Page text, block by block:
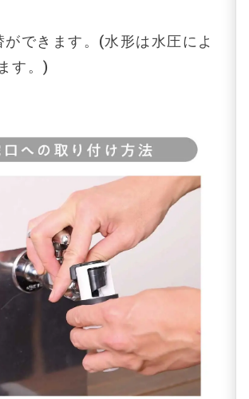
ができます。(水形は水圧によ
す。)